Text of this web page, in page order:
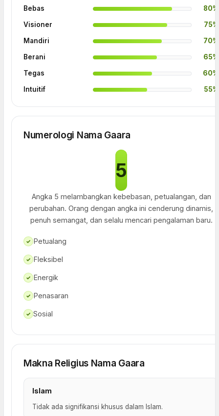
Bebas 80%
Visioner 75%
Mandiri 70%
Berani 65%
Tegas 60%
Intuitif 55%
Numerologi Nama Gaara
5
Angka 5 melambangkan kebebasan, petualangan, dan
perubahan. Orang dengan angka ini cenderung dinamis,
penuh semangat, dan selalu mencari pengalaman baru.
✓ Petualang
✓ Fleksibel
✓ Energik
✓ Penasaran
✓ Sosial
Makna Religius Nama Gaara
Islam
Tidak ada signifikansi khusus dalam Islam.